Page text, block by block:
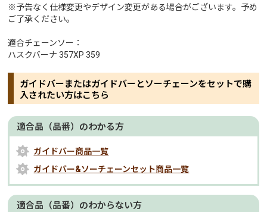
※予告なく仕様変更やデザイン変更がある場合がございます。予め
ご了承ください。
適合チェーンソー：
ハスクバーナ 357XP 359
ガイドバーまたはガイドバーとソーチェーンをセットで購
入されたい方はこちら
適合品（品番）のわかる方
ガイドバー商品一覧
ガイドバー&ソーチェーンセット商品一覧
適合品（品番）のわからない方